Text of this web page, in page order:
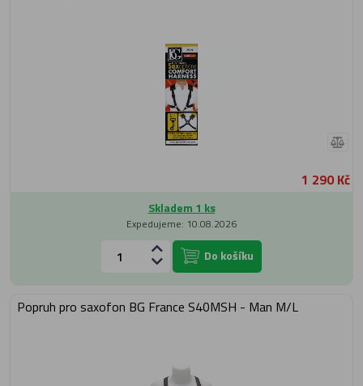
1 290 Kč
Skladem 1 ks
Expedujeme: 10.08.2026
Do košíku
Popruh pro saxofon BG France S40MSH - Man M/L